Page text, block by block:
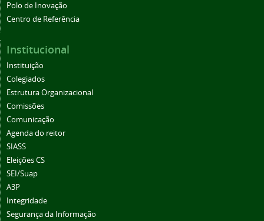
Polo de Inovação
Centro de Referência
Institucional
Instituição
Colegiados
Estrutura Organizacional
Comissões
Comunicação
Agenda do reitor
SIASS
Eleições CS
SEI/Suap
A3P
Integridade
Segurança da Informação